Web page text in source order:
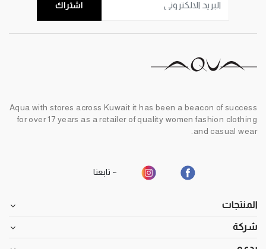
اشتراك
Aqua with stores across Kuwait it has been a beacon of success
for over 17 years as a retailer of quality women fashion clothing
and casual wear.
~ تابعنا
المنتجات
شركة